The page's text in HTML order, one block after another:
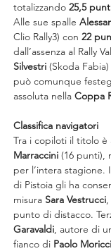
totalizzando 25,5
Alle sue spalle
Clio Rally3) con 22
dall’assenza al Rally
Silvestri (Skoda
può comunque
assoluta nella Coppa
Classifica navigatori
Tra i copiloti il titolo è
Marraccini (16 punti),
per l’intera stagione.
di Pistoia gli ha
misura Sara Vestrucci
punto di distacco.
Garavaldi, autore di
fianco di Paolo Moricci